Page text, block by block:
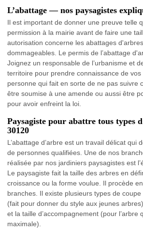
L’abattage — nos paysagistes
Il est important de donner une preuve telle
permission à la mairie avant de faire une
autorisation concerne les abattages
dommageables. Le permis de l’abattage
Joignez un responsable de l’urbanisme et
territoire pour prendre connaissance de vos
personne qui fait en sorte de ne pas suivre
être soumise à une amende ou aussi être
pour avoir enfreint la loi.
Paysagiste pour abattre tous types
30120
L’abattage d’arbre est un travail délicat qui
de personnes qualifiées. Une de nos
réalisée par nos jardiniers paysagistes est
Le paysagiste fait la taille des arbres en
croissance ou la forme voulue. Il procède
branches. Il existe plusieurs types de
(fait pour donner du style aux jeunes
et la taille d’accompagnement (pour l’arbre
maximale).